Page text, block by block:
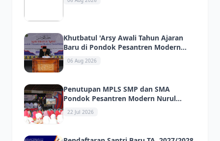
Khutbatul 'Arsy Awali Tahun Ajaran
Baru di Pondok Pesantren Modern
Nurul Ikhlas
06 Aug 2026
Penutupan MPLS SMP dan SMA
Pondok Pesantren Modern Nurul
Ikhlas Berlangsung Meriah
22 Jul 2026